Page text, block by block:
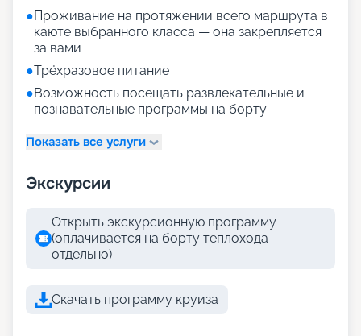
●Проживание на протяжении всего маршрута в
каюте выбранного класса — она закрепляется
за вами
●Трёхразовое питание
●Возможность посещать развлекательные и
познавательные программы на борту
Показать все услуги
Экскурсии
Открыть экскурсионную программу
(оплачивается на борту теплохода
отдельно)
Скачать программу круиза